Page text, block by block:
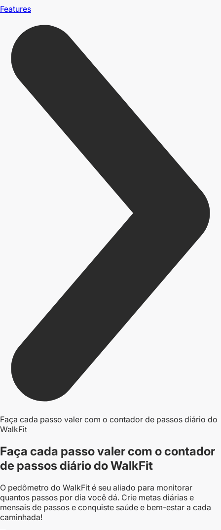
Features
Faça cada passo valer com o contador de passos diário do
WalkFit
Faça cada passo valer com o contador
de passos diário do WalkFit
O pedômetro do WalkFit é seu aliado para monitorar
quantos passos por dia você dá. Crie metas diárias e
mensais de passos e conquiste saúde e bem-estar a cada
caminhada!